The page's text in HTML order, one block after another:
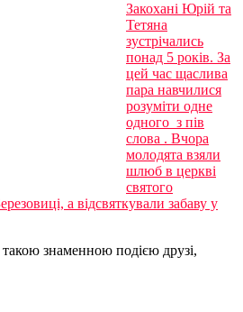
Закохані Юрій та
Тетяна
зустрічались
понад 5 років. За
цей час щаслива
пара навчилися
розуміти одне
одного з пів
слова . Вчора
молодята взяли
шлюб в церкві
святого
а відсвяткували забаву у
знаменною подією друзі,